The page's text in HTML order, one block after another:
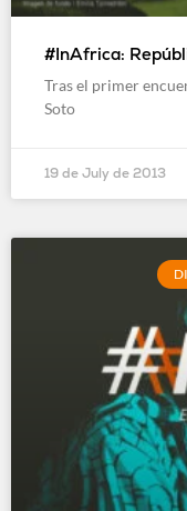
#InAfrica:
Tras el primer
Soto
19 de July de 2013